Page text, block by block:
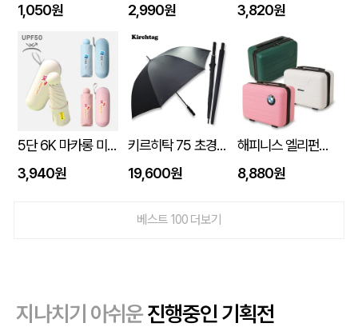
1,050원
2,990원
3,820원
5단 6K 마카롱 미니 UV 양우산
3,940원
키르히탁 75 초경량 올카본 UV 암막우산
19,600원
해피니스 엘리펀트 베이직 인텐시브 레디백
8,880원
베스트 100 더보기
지나치기 아쉬운진행중인 기획전